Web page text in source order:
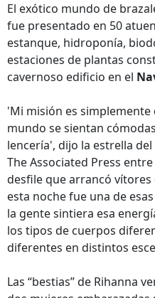
El exótico mundo de
fue presentado en 50
estanque, hidroponía,
estaciones de plantas
cavernoso edificio en el
'Mi misión es
mundo se sientan
lencería', dijo la estrella
The Associated Press
desfile que arrancó vítores
esta noche fue una de
la gente sintiera esa
los tipos de cuerpos
diferentes en distintos
Las “bestias” de Rihanna